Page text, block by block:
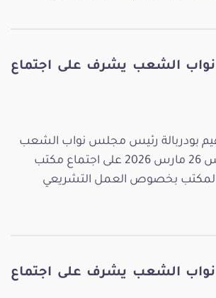
الشعب يشرف على اجتماع
بودربالة رئيس مجلس نواب الشعب
صباح اليوم الخميس 26 مارس 2026 على اجتماع مكتب
بخصوص العمل التشريعي
الشعب يشرف على اجتماع